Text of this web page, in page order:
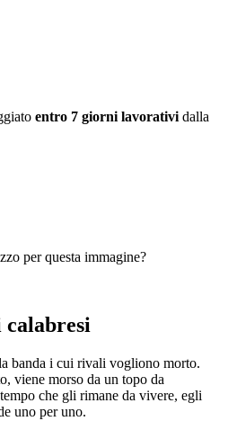
entro 7 giorni lavorativi dalla
per questa immagine?
banda i cui rivali vogliono morto.
viene morso da un topo da
che gli rimane da vivere, egli
uno per uno.